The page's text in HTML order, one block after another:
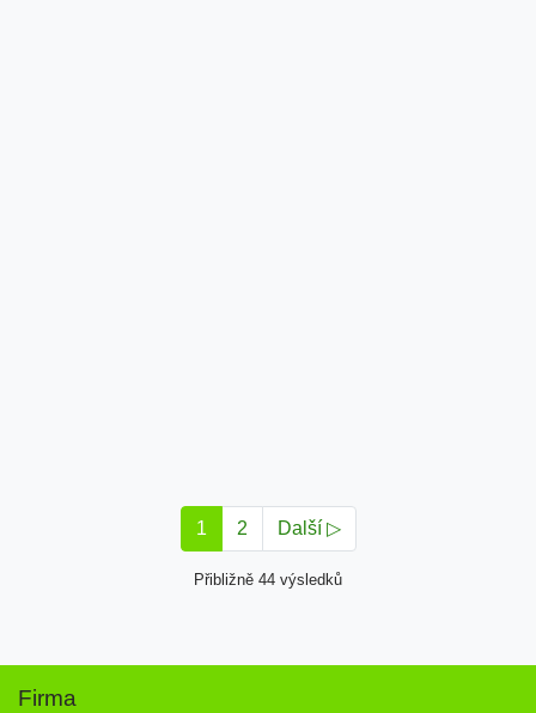
1 2 Další ▷
Přibližně 44 výsledků
Firma